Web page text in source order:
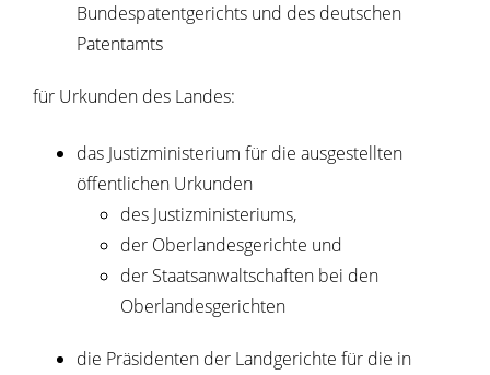
Bundespatentgerichts und des deutschen
Patentamts
für Urkunden des Landes:
das Justizministerium für die ausgestellten
öffentlichen Urkunden
des Justizministeriums,
der Oberlandesgerichte und
der Staatsanwaltschaften bei den
Oberlandesgerichten
die Präsidenten der Landgerichte für die in